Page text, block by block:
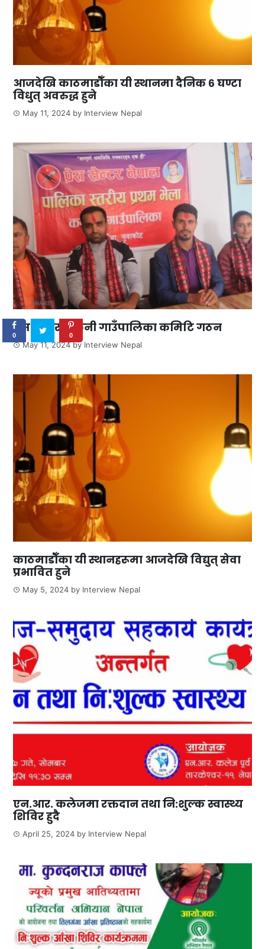
आजदेखि काठमाडौँका यी स्थानमा दैनिक ६ घण्टा
विधुत् अवरुद्ध हुने
May 11, 2024 by Interview Nepal
प्रेस सेन्टर ककनी गाउँपालिका कमिटि गठन
May 11, 2024by Interview Nepal
काठमाडौँका यी स्थानहरूमा आजदेखि विद्युत् सेवा
प्रभावित हुने
May 5, 2024 by Interview Nepal
एन.आर. कलेजमा रक्तदान तथा नि:शुल्क स्वास्थ्य
शिविर हुदै
April 25, 2024 by Interview Nepal
0
SHARES
0 0